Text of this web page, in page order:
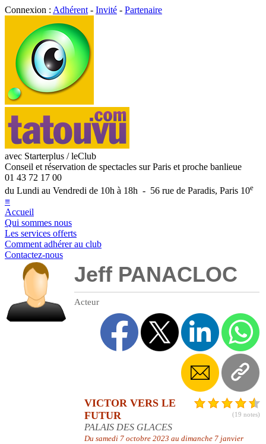
Connexion : Adhérent - Invité - Partenaire
avec Starterplus / leClub
Conseil et réservation de spectacles sur Paris et proche banlieue
01 43 72 17 00
du Lundi au Vendredi de 10h à 18h - 56 rue de Paradis, Paris 10e
≡
Accueil
Qui sommes nous
Les services offerts
Comment adhérer au club
Contactez-nous
Jeff PANACLOC
Acteur
(19 notes)
VICTOR VERS LE
FUTUR
PALAIS DES GLACES
Du samedi 7 octobre 2023 au dimanche 7 janvier